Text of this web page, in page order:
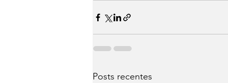
Posts recentes